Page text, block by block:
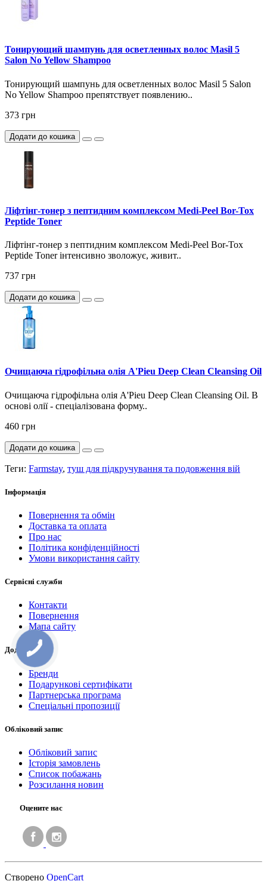
Тонирующий шампунь для осветленных волос Masil 5
Salon No Yellow Shampoo
Тонирующий шампунь для осветленных волос Masil 5 Salon
No Yellow Shampoo препятствует появлению..
373 грн
Додати до кошика
Ліфтінг-тонер з пептидним комплексом Medi-Peel Bor-Tox
Peptide Toner
Ліфтінг-тонер з пептидним комплексом Medi-Peel Bor-Tox
Peptide Toner інтенсивно зволожує, живит..
737 грн
Додати до кошика
Очищаюча гідрофільна олія A'Pieu Deep Clean Cleansing Oil
Очищаюча гідрофільна олія A'Pieu Deep Clean Cleansing Oil. В
основі олії - спеціалізована форму..
460 грн
Додати до кошика
Теги: Farmstay, туш для підкручування та подовження вій
Інформація
Повернення та обмін
Доставка та оплата
Про нас
Політика конфіденційності
Умови використання сайту
Сервісні служби
Контакти
Повернення
Мапа сайту
Додатково
Бренди
Подарункові сертифікати
Партнерська програма
Спеціальні пропозиції
Обліковий запис
Обліковий запис
Історія замовлень
Список побажань
Розсилання новин
Оцените нас
Створено OpenCart